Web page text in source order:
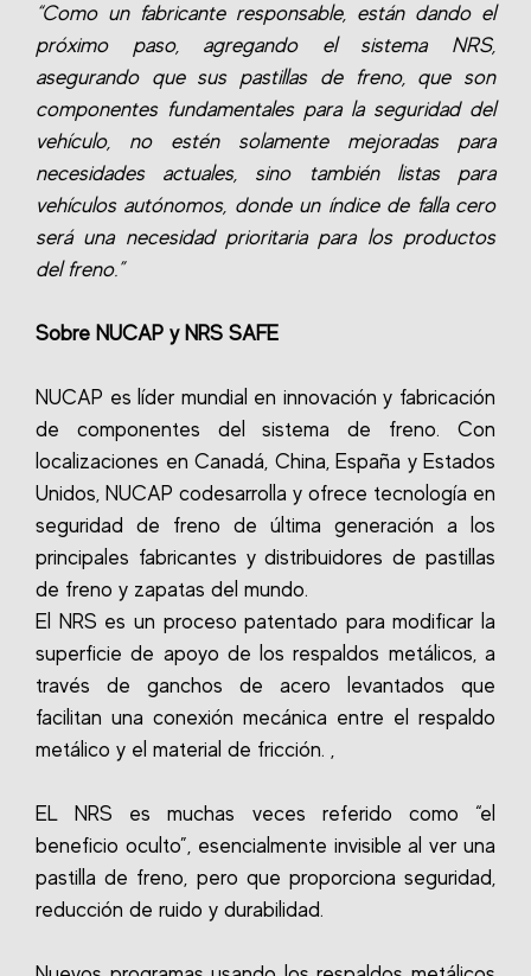
“Como un fabricante responsable, están dando el
próximo paso, agregando el sistema NRS,
asegurando que sus pastillas de freno, que son
componentes fundamentales para la seguridad del
vehículo, no estén solamente mejoradas para
necesidades actuales, sino también listas para
vehículos autónomos, donde un índice de falla cero
será una necesidad prioritaria para los productos
del freno.”
Sobre NUCAP y NRS SAFE
NUCAP es líder mundial en innovación y fabricación
de componentes del sistema de freno. Con
localizaciones en Canadá, China, España y Estados
Unidos, NUCAP codesarrolla y ofrece tecnología en
seguridad de freno de última generación a los
principales fabricantes y distribuidores de pastillas
de freno y zapatas del mundo.
El NRS es un proceso patentado para modificar la
superficie de apoyo de los respaldos metálicos, a
través de ganchos de acero levantados que
facilitan una conexión mecánica entre el respaldo
metálico y el material de fricción. ,
EL NRS es muchas veces referido como “el
beneficio oculto”, esencialmente invisible al ver una
pastilla de freno, pero que proporciona seguridad,
reducción de ruido y durabilidad.